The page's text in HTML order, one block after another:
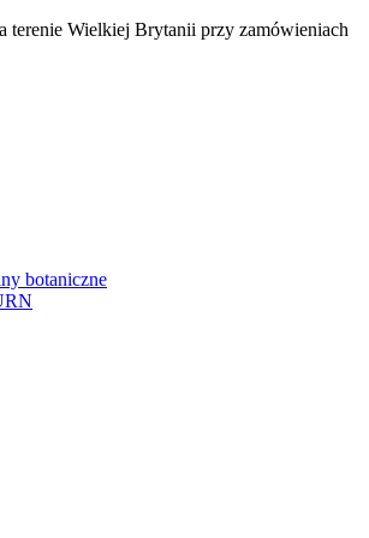
terenie Wielkiej Brytanii przy zamówieniach
botaniczne